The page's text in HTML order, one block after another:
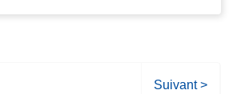
P
Suivant >